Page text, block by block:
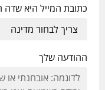
כתובת המייל היא שדה
ההודעה שלך